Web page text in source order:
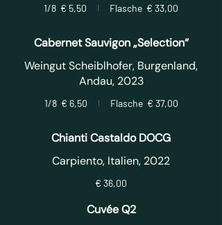
1/8 € 5,50 Flasche € 33,00
Cabernet Sauvigon „Selection“
Weingut Scheiblhofer, Burgenland,
Andau, 2023
1/8 € 6,50 Flasche € 37,00
Chianti Castaldo DOCG
Carpiento, Italien, 2022
€ 36,00
Cuvée Q2